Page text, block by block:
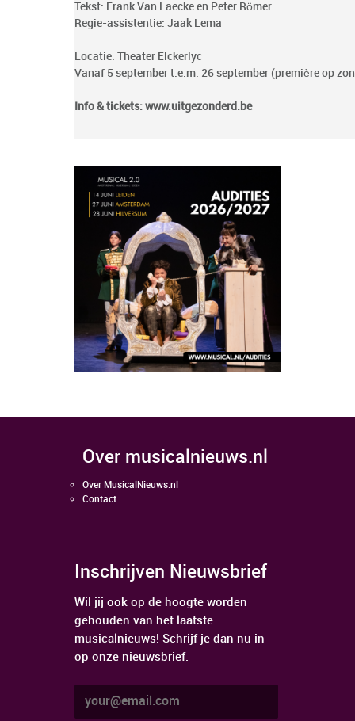
Tekst: Frank Van Laecke en Peter Römer
Regie-assistentie: Jaak Lema
Locatie: Theater Elckerlyc
Vanaf 5 september t.e.m. 26 september (première op
Info & tickets: www.uitgezonderd.be
over musicalnieuws.nl
Over MusicalNieuws.nl
Contact
Inschrijven Nieuwsbrief
Wil jij ook op de hoogte worden
gehouden van het laatste
musicalnieuws! Schrijf je dan nu in
op onze nieuwsbrief.